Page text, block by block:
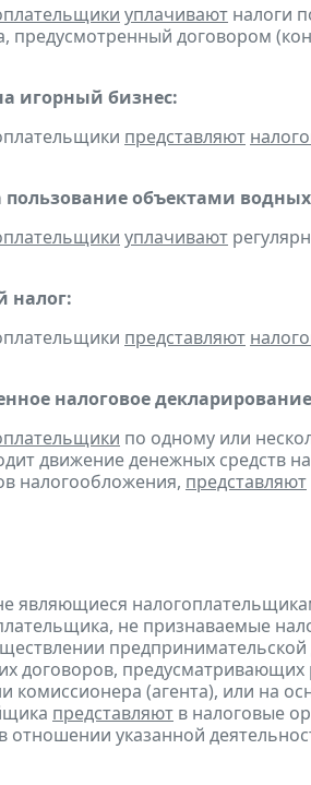
уплачивают налоги
предусмотренный договором
игорный бизнес:
представляют
пользование объектами
уплачивают
налог:
представляют
налоговое
по одному или
движение денежных средств
налогообложения, представляют
являющиеся
не признаваемые
предпринимательской
договоров,
комиссионера (агента), или на
представляют в налоговые
отношении указанной